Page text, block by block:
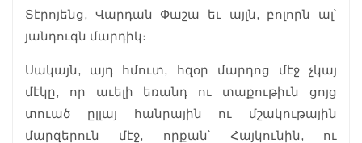
Տէրոյենց, Վարդան Փաշա եւ այլն, բոլորն ալ՝
յանդուգն մարդիկ։
Սակայն, այդ հմուտ, հզօր մարդոց մէջ չկայ
մէկը, որ աւելի եռանդ ու տաքութիւն ցոյց
տուած ըլլայ հանրային ու մշակութային
մարզերուն մէջ, որքան՝ Հայկունին, ու